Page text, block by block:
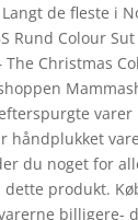
de fleste i
Rund Colour Sut
The Christmas
varer
håndplukket
du noget for
produkt.
billigere-